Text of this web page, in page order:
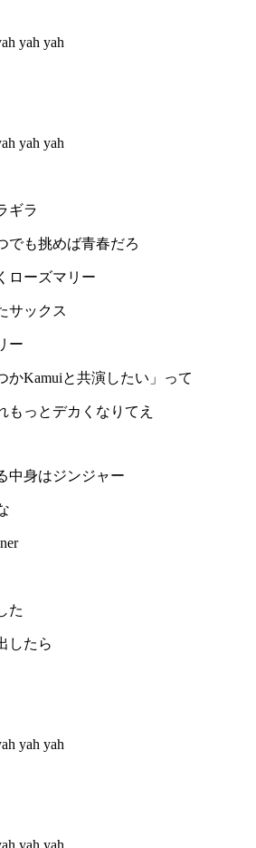
yah yah
yah yah
ギラ
でも挑めば青春だろ
ローズマリー
サックス
ー
かKamuiと共演したい」って
もっとデカくなりてえ
中身はジンジャー
た
したら
yah yah